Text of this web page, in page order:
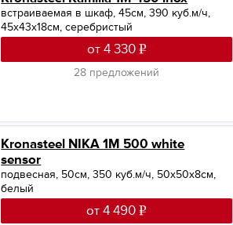
встраиваемая в шкаф, 45см, 390 куб.м/ч,
45x43x18см, серебристый
от 4 330
28 предложений
Kronasteel NIKA 1M 500 white
sensor
подвесная, 50см, 350 куб.м/ч, 50x50x8см,
белый
от 4 490